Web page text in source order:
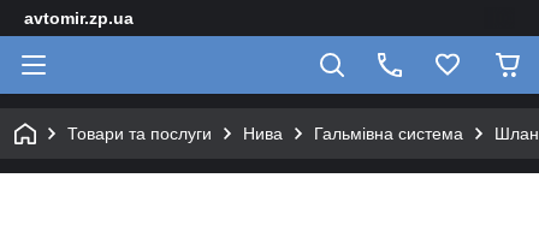
avtomir.zp.ua
Товари та послуги Нива Гальмівна система